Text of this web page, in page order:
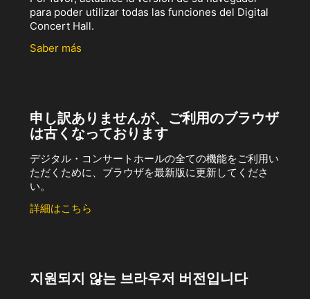
para poder utilizar todas las funciones del Digital
Concert Hall.
Saber más
申し訳ありませんが、ご利用のブラウザ
は古くなっております
デジタル・コンサートホールの全ての機能をご利用い
ただくために、ブラウザを最新版に更新してくださ
い。
詳細はこちら
지원되지 않는 브라우저 버전입니다